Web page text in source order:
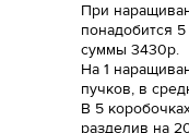
При
понадобится
суммы 3430р.
На 1
пучков, в
В 5
разделив на